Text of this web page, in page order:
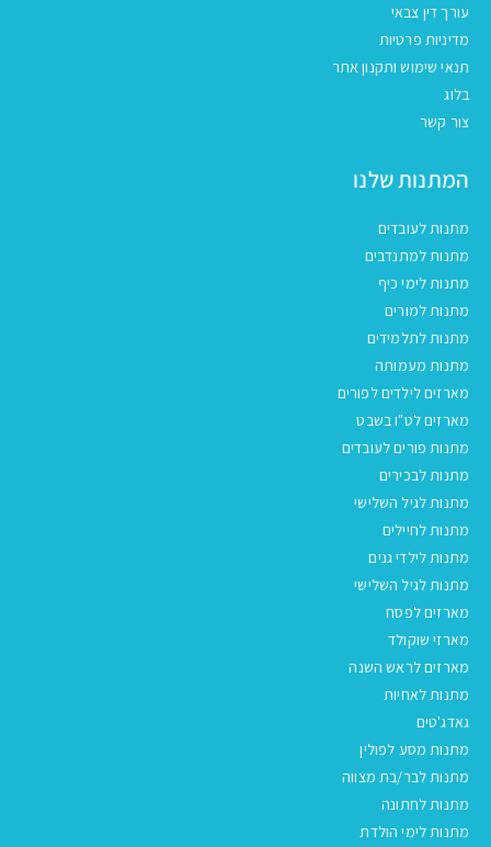
עורך דין צבאי
מדיניות פרטיות
תנאי שימוש ותקנון אתר
בלוג
צור קשר
המתנות שלנו
מתנות לעובדים
מתנות למתנדבים
מתנות לימי כיף
מתנות למורים
מתנות לתלמידים
מתנות מעמותה
מארזים לילדים לפורים
מארזים לט"ו בשבט
מתנות פורים לעובדים
מתנות לבכירים
מתנות לגיל השלישי
מתנות לחיילים
מתנות לילדי גנים
מתנות לגיל השלישי
מארזים לפסח
מארזי שוקולד
מארזים לראש השנה
מתנות לאחיות
גאדג'טים
מתנות מסע לפולין
מתנות לבר/בת מצווה
מתנות לחתונה
מתנות לימי הולדת